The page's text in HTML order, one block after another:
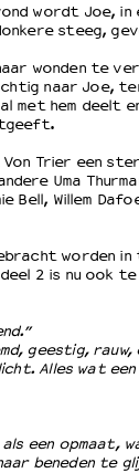
– VNPF
wordt Joe, in
steeg,
wonden te
naar Joe,
met hem deelt
Von Trier een
Uma
Bell, Willem
worden in
2 is nu ook te
geestig,
Alles wat
een opmaat,
beneden te